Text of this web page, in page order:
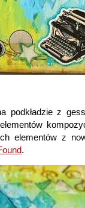
podkładzie z
elementów z
.